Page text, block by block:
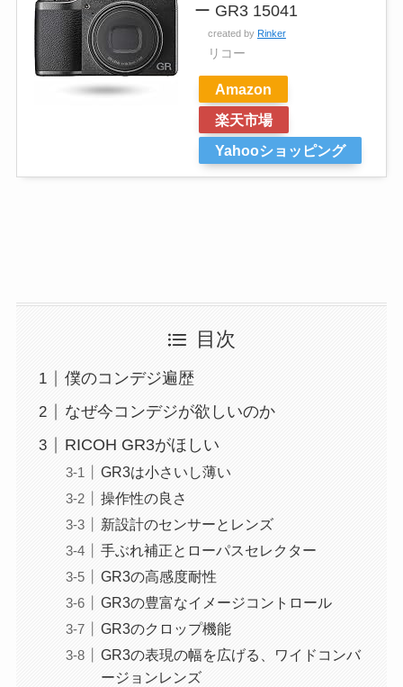
ー GR3 15041
created by Rinker
リコー
Amazon
楽天市場
Yahooショッピング
目次
僕のコンデジ遍歴
なぜ今コンデジが欲しいのか
RICOH GR3がほしい
GR3は小さいし薄い
操作性の良さ
新設計のセンサーとレンズ
手ぶれ補正とローパスセレクター
GR3の高感度耐性
GR3の豊富なイメージコントロール
GR3のクロップ機能
GR3の表現の幅を広げる、ワイドコンバ
ージョンレンズ